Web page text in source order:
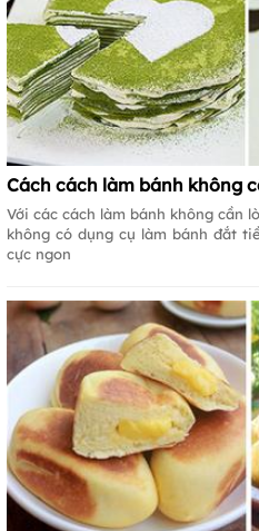
Cách cách làm bánh không
Với các cách làm bánh không cần
không có dụng cụ làm bánh đắt
cực ngon